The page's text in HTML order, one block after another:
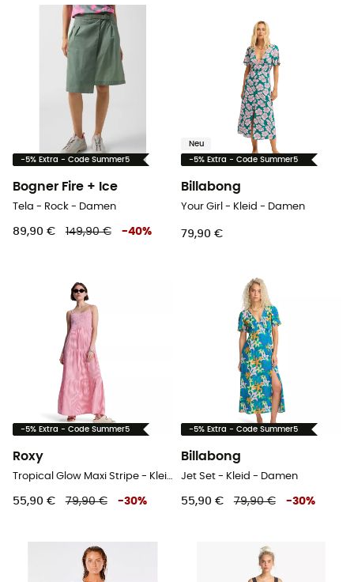
-5% Extra - Code Summer5
Bogner Fire + Ice
Tela - Rock - Damen
89,90 € 149,90 € -40%
Neu
-5% Extra - Code Summer5
Billabong
Your Girl - Kleid - Damen
79,90 €
-5% Extra - Code Summer5
Roxy
55,90 € 79,90 € -30%
-5% Extra - Code Summer5
Billabong
Jet Set - Kleid - Damen
55,90 € 79,90 € -30%